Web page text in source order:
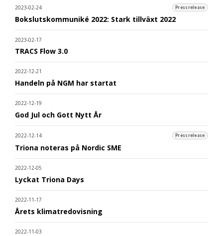
2023-02-24 Pressrelease
Bokslutskommuniké 2022: Stark tillväxt 2022
2023-02-17
TRACS Flow 3.0
2022-12-21
Handeln på NGM har startat
2022-12-19
God Jul och Gott Nytt År
2022-12-14 Pressrelease
Triona noteras på Nordic SME
2022-12-05
Lyckat Triona Days
2022-11-17
Årets klimatredovisning
2022-11-03